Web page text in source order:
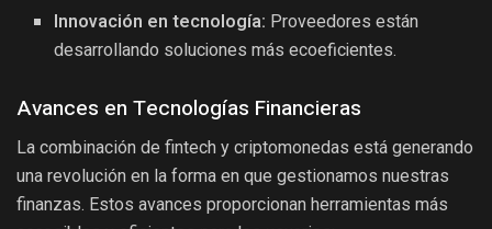
Innovación en tecnología: Proveedores están
desarrollando soluciones más ecoeficientes.
Avances en Tecnologías Financieras
La combinación de fintech y criptomonedas está generando
una revolución en la forma en que gestionamos nuestras
finanzas. Estos avances proporcionan herramientas más